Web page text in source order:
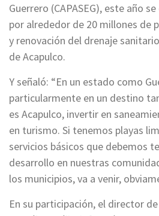
Guerrero (CAPASEG), este año
por alrededor de 20 millones de
y renovación del drenaje
de Acapulco.
Y señaló: “En un estado como
particularmente en un destino
es Acapulco, invertir en
en turismo. Si tenemos playas
servicios básicos que debemos
desarrollo en nuestras
los municipios, va a venir,
En su participación, el director de